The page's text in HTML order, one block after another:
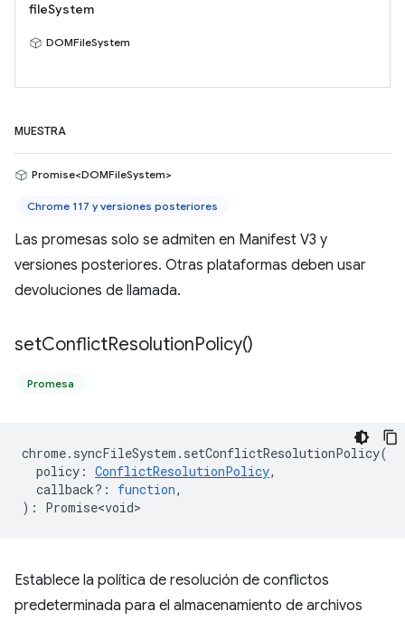
fileSystem
DOMFileSystem
MUESTRA
Promise<DOMFileSystem>
Chrome 117 y versiones posteriores
Las promesas solo se admiten en Manifest V3 y
versiones posteriores. Otras plataformas deben usar
devoluciones de llamada.
setConflictResolutionPolicy()
Promesa
chrome. syncFileSystem . setConflictResolutionPolicy(
policy : ConflictResolutionPolicy,
callback? : function,
) : Promise<void>
Establece la política de resolución de conflictos
predeterminada para el almacenamiento de archivos